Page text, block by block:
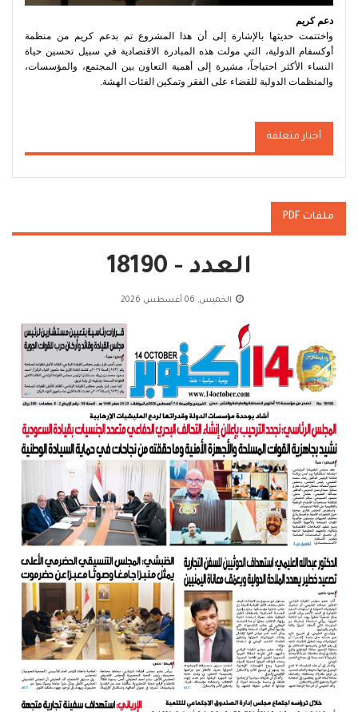
دعم كريم
واختتمت حديثها بالإشارة إلى أن هذا المشروع تم بدعم كريم من منظمة
أوكسفام الدولية، التي مولت هذه المبادرة الاقتصادية في سبيل تحسين حياة
النساء الأكثر احتياجاً، مشيرة إلى أهمية التعاون بين المجتمع، والمؤسسات،
والمنظمات الدولية للقضاء على الفقر وتمكين الفئات الهشة.
أخبار متعلقة
ملفات PDF
العدد - 18190
الخميس, 06 أغسطس 2026